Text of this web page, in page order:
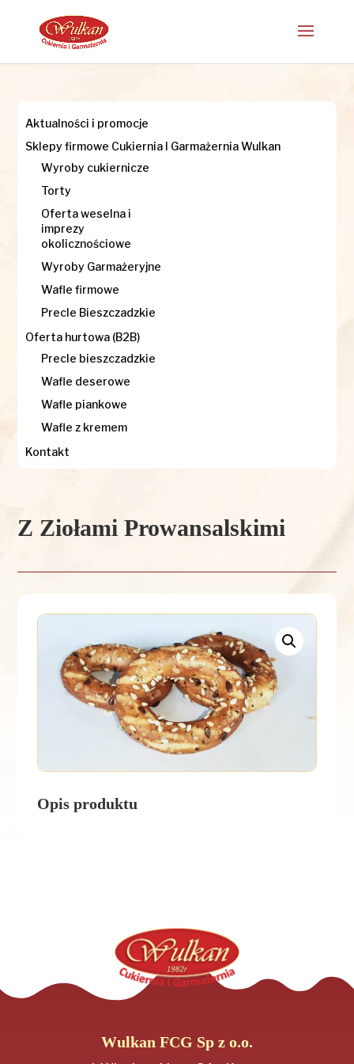
Aktualności i promocje
Sklepy firmowe Cukiernia I Garmażernia Wulkan
Wyroby cukiernicze
Torty
Oferta weselna i
imprezy
okolicznościowe
Wyroby Garmażeryjne
Wafle firmowe
Precle Bieszczadzkie
Oferta hurtowa (B2B)
Precle bieszczadzkie
Wafle deserowe
Wafle piankowe
Wafle z kremem
Kontakt
Z Ziołami Prowansalskimi
Opis produktu
Wulkan FCG Sp z o.o.